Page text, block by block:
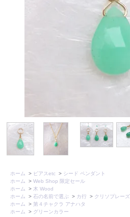
ホーム > ピアスetc > シード ペンダント
ホーム
> Web Shop 限定セール
ホーム
> 木 Wood
ホーム
> 石の名前で選ぶ > カ行 > クリソプレーズ
ホーム
> 第４チャクラ アナハタ
ホーム
> グリーンカラー